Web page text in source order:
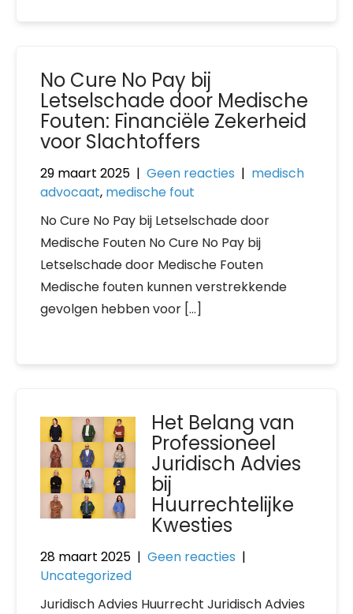
No Cure No Pay bij
Letselschade door Medische
Fouten: Financiële Zekerheid
voor Slachtoffers
29 maart 2025 | Geen reacties | medisch
advocaat, medische fout
No Cure No Pay bij Letselschade door
Medische Fouten No Cure No Pay bij
Letselschade door Medische Fouten
Medische fouten kunnen verstrekkende
gevolgen hebben voor […]
Het Belang van
Professioneel
Juridisch Advies
bij
Huurrechtelijke
Kwesties
28 maart 2025 | Geen reacties |
Uncategorized
Juridisch Advies Huurrecht Juridisch Advies